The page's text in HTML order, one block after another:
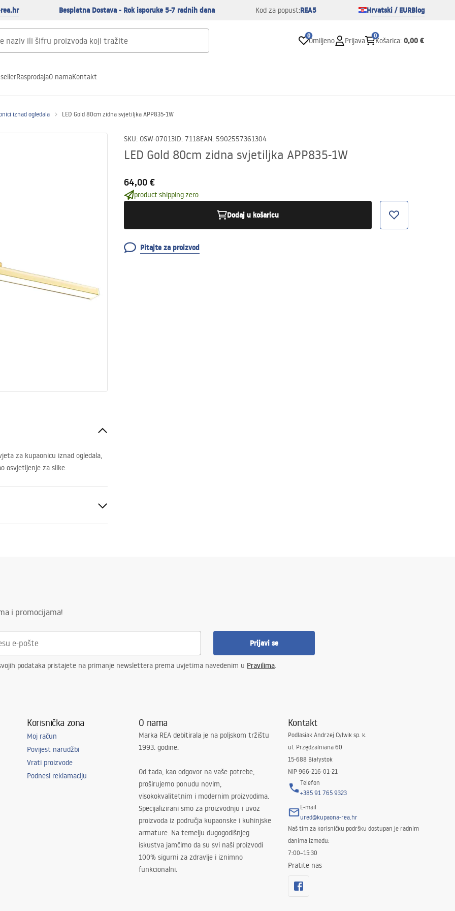
Besplatna Dostava - Rok isporuke 5-7 radnih dana Kod za popust:REA5 Hrvatski / EURBlog
0
Omiljeno Prijava
0
Košarica: 0,00 €
RasprodajaO namaKontakt
iznad ogledala LED Gold 80cm zidna svjetiljka APP835-1W
SKU: OSW-07013ID: 7118EAN: 5902557361304
LED Gold 80cm zidna svjetiljka APP835-1W
64,00 €
product:shipping.zero
Dodaj u košaricu
Pitajte za proizvod
za kupaonicu iznad ogledala,
osvjetljenje za slike.
- ~240V
lm
i promocijama!
Prijavi se
podataka pristajete na primanje newslettera prema uvjetima navedenim u Pravilima.
Korisnička zona
Moj račun
Povijest narudžbi
Vrati proizvode
Podnesi reklamaciju
O nama
Marka REA debitirala je na poljskom tržištu
1993. godine.
Od tada, kao odgovor na vaše potrebe,
proširujemo ponudu novim,
visokokvalitetnim i modernim proizvodima.
Specijalizirani smo za proizvodnju i uvoz
proizvoda iz područja kupaonske i kuhinjske
armature. Na temelju dugogodišnjeg
iskustva jamčimo da su svi naši proizvodi
100% sigurni za zdravlje i iznimno
funkcionalni.
Kontakt
Podlasiak Andrzej Cylwik sp. k.
ul. Przędzalniana 60
15-688 Białystok
NIP 966-216-01-21
Telefon
+385 91 765 9323
E-mail
ured@kupaona-rea.hr
Naš tim za korisničku podršku dostupan je radnim
danima između:
7:00–15:30
Pratite nas